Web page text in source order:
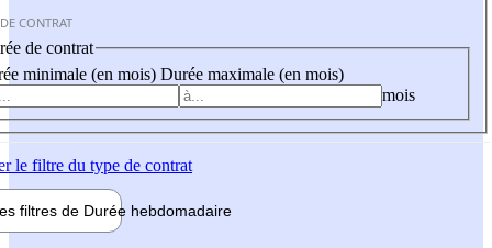
CONTRAT
de contrat
minimale (en mois) Durée maximale (en mois)
mois
le filtre du type de contrat
filtres de Durée hebdomadaire